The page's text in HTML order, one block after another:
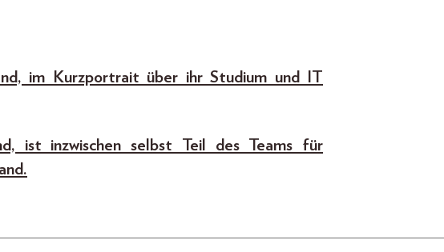
im Kurzportrait über ihr Studium und IT
ist inzwischen selbst Teil des Teams für